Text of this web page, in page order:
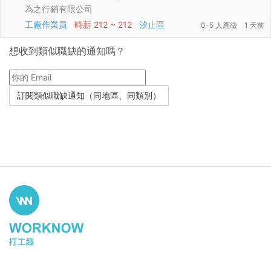
為之行銷有限公司
工廠作業員
時薪 212 ~ 212 汐止區 0-5 人應徵 1 天前
想收到類似職缺的通知嗎？